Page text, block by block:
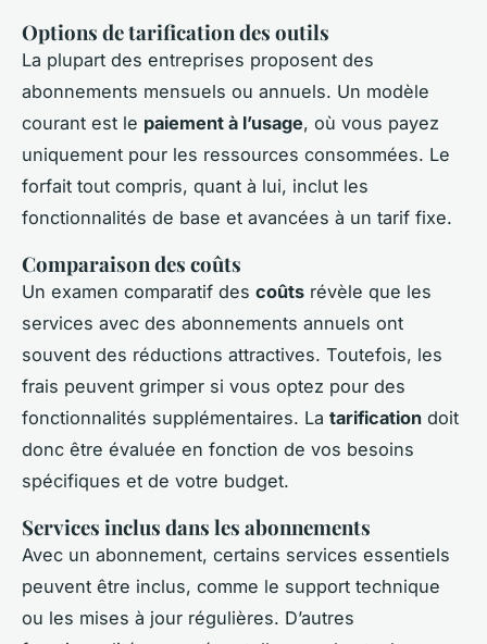
Options de tarification des outils
La plupart des entreprises proposent des
abonnements mensuels ou annuels. Un modèle
courant est le paiement à l’usage, où vous payez
uniquement pour les ressources consommées. Le
forfait tout compris, quant à lui, inclut les
fonctionnalités de base et avancées à un tarif fixe.
Comparaison des coûts
Un examen comparatif des coûts révèle que les
services avec des abonnements annuels ont
souvent des réductions attractives. Toutefois, les
frais peuvent grimper si vous optez pour des
fonctionnalités supplémentaires. La tarification doit
donc être évaluée en fonction de vos besoins
spécifiques et de votre budget.
Services inclus dans les abonnements
Avec un abonnement, certains services essentiels
peuvent être inclus, comme le support technique
ou les mises à jour régulières. D’autres